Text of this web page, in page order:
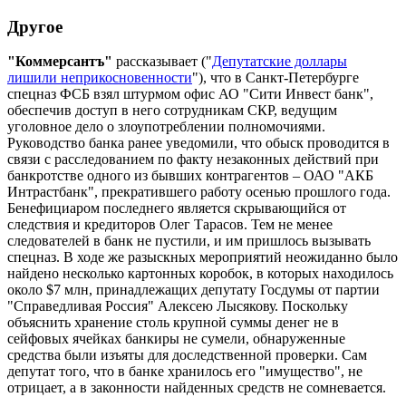
Другое
"Коммерсантъ" рассказывает ("Депутатские доллары
лишили неприкосновенности"), что в Санкт-Петербурге
спецназ ФСБ взял штурмом офис АО "Сити Инвест банк",
обеспечив доступ в него сотрудникам СКР, ведущим
уголовное дело о злоупотреблении полномочиями.
Руководство банка ранее уведомили, что обыск проводится в
связи с расследованием по факту незаконных действий при
банкротстве одного из бывших контрагентов – ОАО "АКБ
Интрастбанк", прекратившего работу осенью прошлого года.
Бенефициаром последнего является скрывающийся от
следствия и кредиторов Олег Тарасов. Тем не менее
следователей в банк не пустили, и им пришлось вызывать
спецназ. В ходе же разыскных мероприятий неожиданно было
найдено несколько картонных коробок, в которых находилось
около $7 млн, принадлежащих депутату Госдумы от партии
"Справедливая Россия" Алексею Лысякову. Поскольку
объяснить хранение столь крупной суммы денег не в
сейфовых ячейках банкиры не сумели, обнаруженные
средства были изъяты для доследственной проверки. Сам
депутат того, что в банке хранилось его "имущество", не
отрицает, а в законности найденных средств не сомневается.